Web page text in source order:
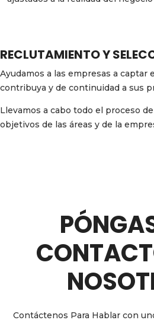
RECLUTAMIENTO Y
Ayudamos a las empresas a captar
contribuya y de continuidad a sus
Llevamos a cabo todo el proceso
objetivos de las áreas y de la
Contáctenos Para Hablar con